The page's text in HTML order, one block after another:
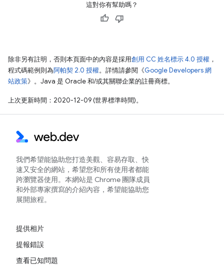
這對你有幫助嗎？
除非另有註明，否則本頁面中的內容是採用創用 CC 姓名標示 4.0 授權 ，
程式碼範例則為阿帕契 2.0 授權。詳情請參閱《Google Developers 網
站政策》。Java 是 Oracle 和/或其關聯企業的註冊商標。
上次更新時間：2020-12-09 (世界標準時間)。
我們希望能協助您打造美觀、容易存取、快
速又安全的網站，希望您和所有使用者都能
跨瀏覽器使用。本網站是 Chrome 團隊成員
和外部專家撰寫的介紹內容，希望能協助您
展開旅程。
提供相片
提報錯誤
查看已知問題